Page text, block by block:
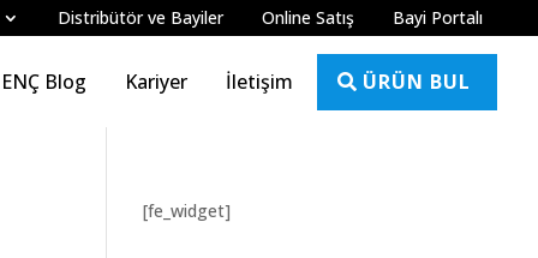
Distribütör ve Bayiler Online Satış Bayi Portalı
Blog Kariyer İletişim ÜRÜN BUL
[fe_widget]